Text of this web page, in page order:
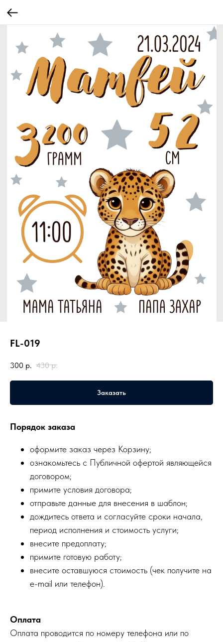
FL-019
300 р. 430 р.
Заказать
Порядок заказа
оформите заказ через Корзину;
ознакомьтесь с Публичной офертой являющейся
договором;
примите условия договора;
отправьте данные для внесения в шаблон;
дождитесь ответа и согласуйте сроки начала,
период исполнения и стоимость услуги;
внесите предоплату;
примите готовую работу;
внесите оставшуюся стоимость (чек получите на
e-mail или телефон).
Оплата
Оплата проводится по номеру телефона или по